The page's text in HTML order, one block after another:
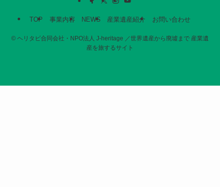
TOP 事業内容 NEWS 産業遺産紹介 お問い合わせ
© ヘリタビ合同会社・NPO法人 J-heritage ／世界遺産から廃墟まで 産業遺
産を旅するサイト